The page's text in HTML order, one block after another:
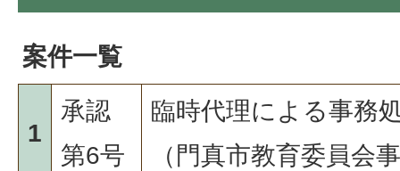
案件一覧
1
承認
第6号
臨時代理による事務
（門真市教育委員会